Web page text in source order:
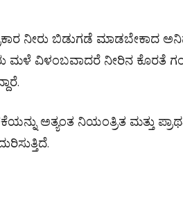
ನೀರು ಬಿಡುಗಡೆ ಮಾಡಬೇಕಾದ
ಮಳೆ ವಿಳಂಬವಾದರೆ ನೀರಿನ ಕೊರತೆ
ಅತ್ಯಂತ ನಿಯಂತ್ರಿತ ಮತ್ತು